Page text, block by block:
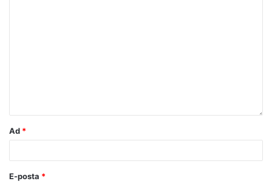
Ad *
E-posta *